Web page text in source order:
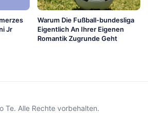
Jr
Warum Die Fußball-bundesliga
Eigentlich An Ihrer Eigenen
Romantik Zugrunde Geht
Te. Alle Rechte vorbehalten.